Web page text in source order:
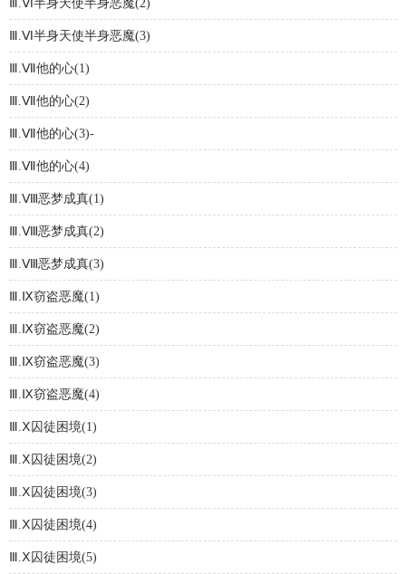
Ⅲ.Ⅵ半身天使半身恶魔(2)
Ⅲ.Ⅵ半身天使半身恶魔(3)
Ⅲ.Ⅶ他的心(1)
Ⅲ.Ⅶ他的心(2)
Ⅲ.Ⅶ他的心(3)-
Ⅲ.Ⅶ他的心(4)
Ⅲ.Ⅷ恶梦成真(1)
Ⅲ.Ⅷ恶梦成真(2)
Ⅲ.Ⅷ恶梦成真(3)
Ⅲ.Ⅸ窃盗恶魔(1)
Ⅲ.Ⅸ窃盗恶魔(2)
Ⅲ.Ⅸ窃盗恶魔(3)
Ⅲ.Ⅸ窃盗恶魔(4)
Ⅲ.Ⅹ囚徒困境(1)
Ⅲ.Ⅹ囚徒困境(2)
Ⅲ.Ⅹ囚徒困境(3)
Ⅲ.Ⅹ囚徒困境(4)
Ⅲ.Ⅹ囚徒困境(5)